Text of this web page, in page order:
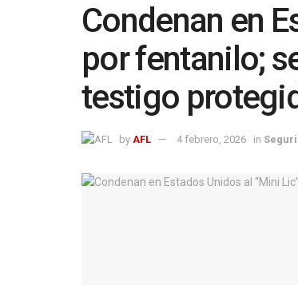
Condenan en
por fentanilo;
testigo
by AFL 4 febrero, 2026 in